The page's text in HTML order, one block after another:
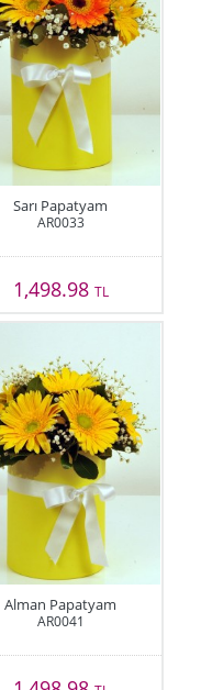
Sarı Papatyam
AR0033
1,498.98 TL
Alman Papatyam
AR0041